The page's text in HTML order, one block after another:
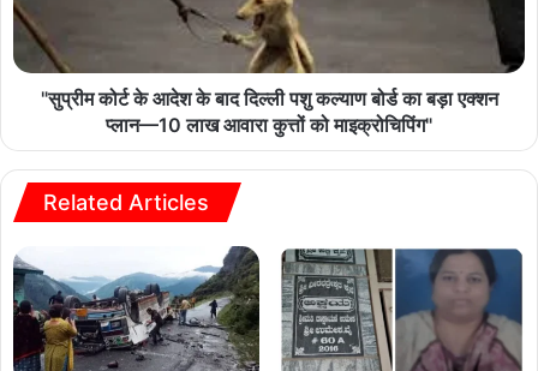
"सुप्रीम कोर्ट के आदेश के बाद दिल्ली पशु कल्याण बोर्ड का बड़ा एक्शन
प्लान—10 लाख आवारा कुत्तों को माइक्रोचिपिंग"
Related Articles